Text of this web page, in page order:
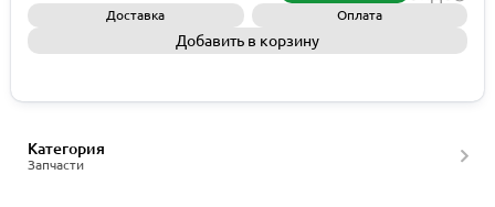
Доставка Оплата
Добавить в корзину
Запчасти
Категория